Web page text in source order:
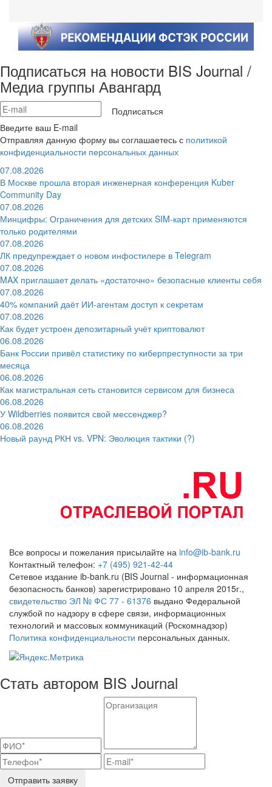
Подписаться на новости BIS Journal /
Медиа группы Авангард
Подписаться
Введите ваш E-mail
Отправляя данную форму вы соглашаетесь с политикой
конфиденциальности персональных данных
07.08.2026
В Москве прошла вторая инженерная конференция Kuber
Community Day
07.08.2026
Минцифры: Ограничения для детских SIM-карт применяются
только родителями
07.08.2026
ЛК предупреждает о новом инфостилере в Telegram
07.08.2026
MAX приглашает делать «достаточно» безопасные клиенты себя
07.08.2026
40% компаний даёт ИИ‑агентам доступ к секретам
07.08.2026
Как будет устроен депозитарный учёт криптовалют
06.08.2026
Банк России привёл статистику по киберпреступности за три
месяца
06.08.2026
Как магистральная сеть становится сервисом для бизнеса
06.08.2026
У Wildberries появится свой мессенджер?
06.08.2026
Новый раунд РКН vs. VPN: Эволюция тактики (?)
Все вопросы и пожелания присылайте на info@ib-bank.ru
Контактный телефон: +7 (495) 921-42-44
Сетевое издание ib-bank.ru (BIS Journal - информационная
безопасность банков) зарегистрировано 10 апреля 2015г.,
свидетельство ЭЛ № ФС 77 - 61376 выдано Федеральной
службой по надзору в сфере связи, информационных
технологий и массовых коммуникаций (Роскомнадзор)
Политика конфиденциальности персональных данных.
Стать автором BIS Journal
Отправить заявку